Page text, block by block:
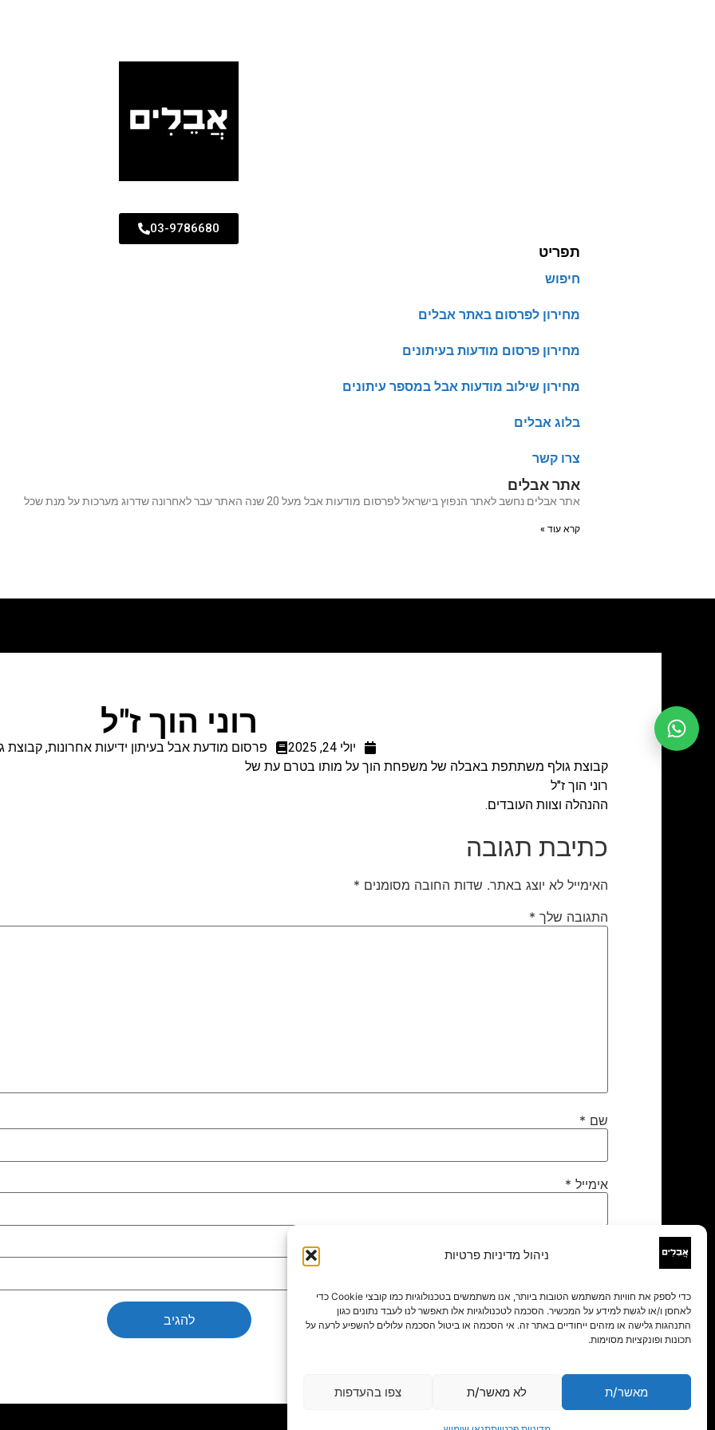
ניהול מדיניות פרטיות
כדי לספק את חוויות המשתמש הטובות ביותר, אנו משתמשים בטכנולוגיות כמו קובצי Cookie כדי
לאחסן ו/או לגשת למידע על המכשיר. הסכמה לטכנולוגיות אלו תאפשר לנו לעבד נתונים כגון
התנהגות גלישה או מזהים ייחודיים באתר זה. אי הסכמה או ביטול הסכמה עלולים להשפיע לרעה על
תכונות ופונקציות מסוימות.
מאשר/ת לא מאשר/ת צפו בהעדפות
03-9786680
תפריט
חיפוש
מחירון לפרסום באתר אבלים
מחירון פרסום מודעות בעיתונים
מחירון שילוב מודעות אבל במספר עיתונים
בלוג אבלים
צרו קשר
אתר אבלים
אתר אבלים נחשב לאתר הנפוץ בישראל לפרסום מודעות אבל מעל 20 שנה האתר עבר לאחרונה שדרוג מערכות על מנת שכל
קרא עוד »
רוני הוך ז"ל
יולי 24, 2025 פרסום מודעת אבל בעיתון ידיעות אחרונות,קבוצת
קבוצת גולף משתתפת באבלה של משפחת הוך על מותו בטרם עת של
רוני הוך ז"ל
ההנהלה וצוות העובדים.
כתיבת תגובה
האימייל לא יוצג באתר. שדות החובה מסומנים *
התגובה שלך *
שם *
אימייל *